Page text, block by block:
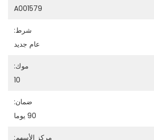
A001579
شرط:
عام جديد
موك:
10
ضمان:
90 يوما
مركز الأسهم: